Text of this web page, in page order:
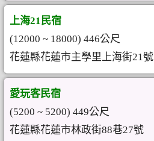
上海21民宿
(12000 ~ 18000) 446公尺
花蓮縣花蓮市主學里上海街21號
愛玩客民宿
(5200 ~ 5200) 449公尺
花蓮縣花蓮市林政街88巷27號